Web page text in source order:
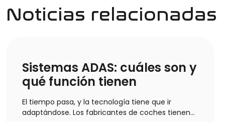
Noticias relacionadas
Sistemas ADAS: cuáles son y
qué función tienen
El tiempo pasa, y la tecnología tiene que ir
adaptándose. Los fabricantes de coches tienen